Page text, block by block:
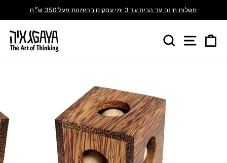
משלוח חינם עד הבית עד 3 ימי עסקים בהזמנות מעל 350 ש״ח